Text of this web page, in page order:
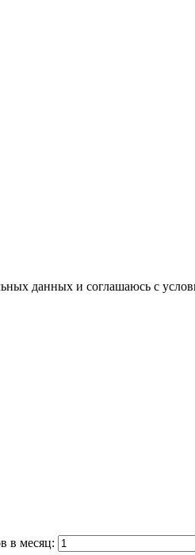
данных и соглашаюсь с
в месяц: